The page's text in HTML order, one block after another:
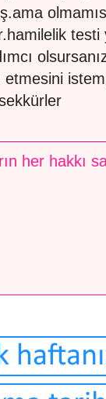
testi
etmesini
her hakkı